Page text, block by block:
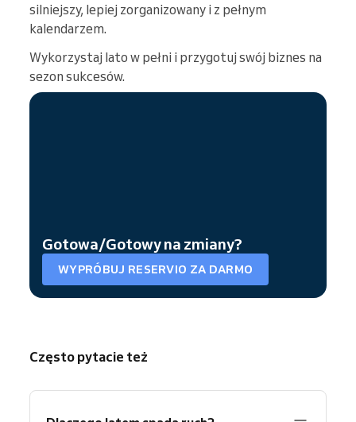
silniejszy, lepiej zorganizowany i z pełnym
kalendarzem.
Wykorzystaj lato w pełni i przygotuj swój biznes na
sezon sukcesów.
Gotowa/Gotowy na zmiany?
WYPRÓBUJ RESERVIO ZA DARMO
Często pytacie też